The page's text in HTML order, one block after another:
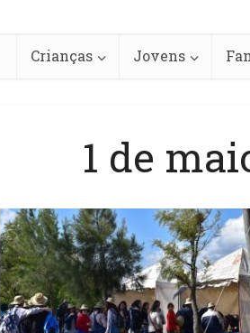
Crianças Jovens
1 de